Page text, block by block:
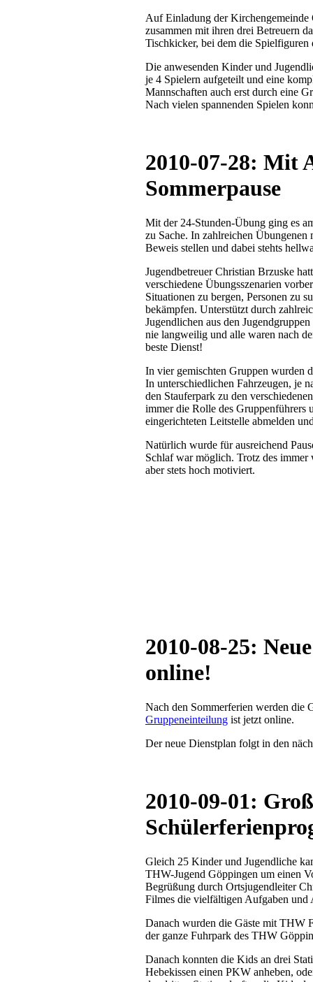
Auf Einladung der Kirchengemeinde
zusammen mit ihren drei Betreuern
Tischkicker, bei dem die Spielfiguren
Die anwesenden Kinder und
je 4 Spielern aufgeteilt und eine
Mannschaften auch erst durch eine
Nach vielen spannenden Spielen
2010-07-28: Mit
Sommerpause
Mit der 24-Stunden-Übung ging es
zu Sache. In zahlreichen Übungenen
Beweis stellen und dabei stehts
Jugendbetreuer Christian Brzuske
verschiedene Übungsszenarien
Situationen zu bergen, Personen zu
bekämpfen. Unterstützt durch
Jugendlichen aus den
nie langweilig und alle waren nach
beste Dienst!
In vier gemischten Gruppen wurden
In unterschiedlichen Fahrzeugen, je
den Stauferpark zu den
immer die Rolle des Gruppenführers
eingerichteten Leitstelle abmelden
Natürlich wurde für ausreichend
Schlaf war möglich. Trotz des immer
aber stets hoch motiviert.
2010-08-25:
online!
Nach den Sommerferien werden die
Gruppeneinteilung ist jetzt online.
Der neue Dienstplan folgt in den
2010-09-01:
Gleich 25 Kinder und Jugendliche
THW-Jugend Göppingen um einen
Begrüßung durch Ortsjugendleiter
Filmes die vielfältigen Aufgaben und
Danach wurden die Gäste mit THW
der ganze Fuhrpark des THW
Danach konnten die Kids an drei
Hebekissen einen PKW anheben,